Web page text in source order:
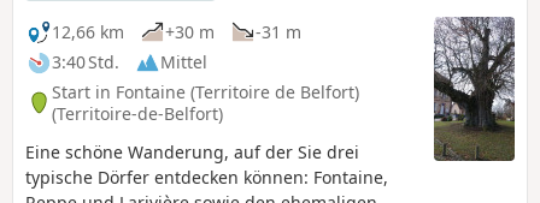
12,66 km
+30 m
-31 m
3:40 Std.
Mittel
Start in Fontaine (Territoire de Belfort)
(Territoire-de-Belfort)
Eine schöne Wanderung, auf der Sie drei
typische Dörfer entdecken können: Fontaine,